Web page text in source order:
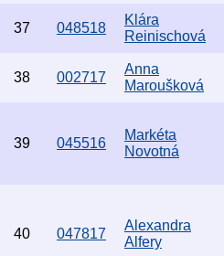
37 048518
Klára
Reinischová
38 002717
Anna
Maroušková
39 045516
Markéta
Novotná
40 047817
Alexandra
Alfery